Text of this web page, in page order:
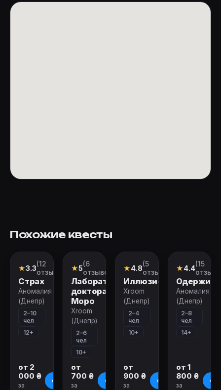
Похожие квесты
Перформанс
★3.3(12
отзывов)
Страх
Аномалия
(Днепр)
2–10
чел
12+
от 2
000 ₴
за
О квесте
Квест
★5(6
отзывов)
Лаборатория
доктора
Моро
Xroom
(Днепр)
2–6
чел
10+
от
700 ₴
за
О квесте
Квест
★4.8(5
отзывов)
Иллюзионист
Xroom
(Днепр)
2–4
чел
10+
от
900 ₴
за
О квесте
★4.4(15
Аномалия
(Днепр)
2–8
чел
14+
от 1
800 ₴
за
О